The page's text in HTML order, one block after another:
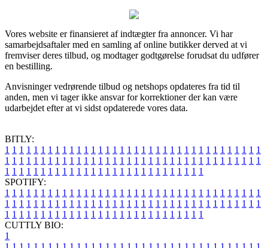
Vores website er finansieret af indtægter fra annoncer. Vi har
samarbejdsaftaler med en samling af online butikker derved at vi
fremviser deres tilbud, og modtager godtgørelse forudsat du udfører
en bestilling.
Anvisninger vedrørende tilbud og netshops opdateres fra tid til
anden, men vi tager ikke ansvar for korrektioner der kan være
udarbejdet efter at vi sidst opdaterede vores data.
BITLY:
1 1 1 1 1 1 1 1 1 1 1 1 1 1 1 1 1 1 1 1 1 1 1 1 1 1 1 1 1 1 1 1 1 1 1 1
1 1 1 1 1 1 1 1 1 1 1 1 1 1 1 1 1 1 1 1 1 1 1 1 1 1 1 1 1 1 1 1 1 1 1 1
1 1 1 1 1 1 1 1 1 1 1 1 1 1 1 1 1 1 1 1 1 1 1 1 1 1 1 1
SPOTIFY:
1 1 1 1 1 1 1 1 1 1 1 1 1 1 1 1 1 1 1 1 1 1 1 1 1 1 1 1 1 1 1 1 1 1 1 1
1 1 1 1 1 1 1 1 1 1 1 1 1 1 1 1 1 1 1 1 1 1 1 1 1 1 1 1 1 1 1 1 1 1 1 1
1 1 1 1 1 1 1 1 1 1 1 1 1 1 1 1 1 1 1 1 1 1 1 1 1 1 1 1
CUTTLY BIO:
1